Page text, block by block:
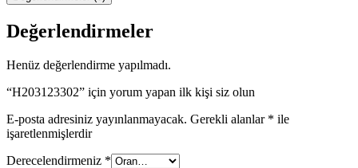
Değerlendirmeler
Henüz değerlendirme yapılmadı.
“H203123302” için yorum yapan ilk kişi siz olun
E-posta adresiniz yayınlanmayacak. Gerekli alanlar * ile
işaretlenmişlerdir
Derecelendirmeniz *